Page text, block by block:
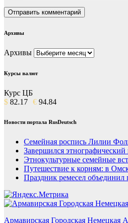
Архивы
Архивы
Курсы валют
Курс ЦБ
$ 82.17 € 94.84
Новости портала RusDeutsch
Семейная роспись Лилии
Завершился
Этнокультурные семейные
Путешествие к корням: в
Праздник ремесел
Армавирская Городская Немецкая